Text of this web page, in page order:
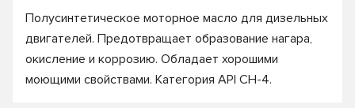
Полусинтетическое моторное масло для дизельных
двигателей. Предотвращает образование нагара,
окисление и коррозию. Обладает хорошими
моющими свойствами. Категория API CH-4.